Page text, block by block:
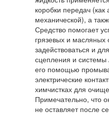
коробки передач (как
механической), а
Средство помогает
грязевых и
задействоваться и
сцепления и системы
его помощью
электрические
химчистках для
Примечательно, что
не оставляет после